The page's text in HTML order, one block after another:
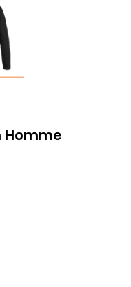
Homme